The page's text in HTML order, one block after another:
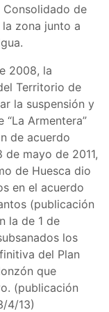
de
zona junto a
2008, la
Territorio de
la suspensión y
Armentera”
de acuerdo
de mayo de 2011,
de Huesca dio
en el acuerdo
(publicación
la de 1 de
los
del Plan
que
(publicación
4/13)